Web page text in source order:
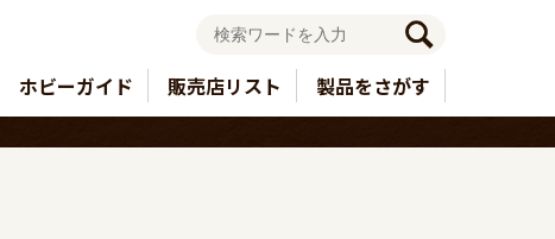
ホビーガイド 販売店リスト 製品をさがす